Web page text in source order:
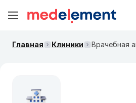
Главная Клиники